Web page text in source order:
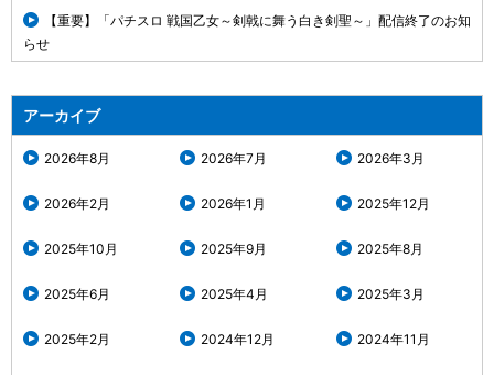
【重要】「パチスロ 戦国乙女～剣戟に舞う白き剣聖～」配信終了のお知
らせ
アーカイブ
2026年8月 2026年7月 2026年3月
2026年2月 2026年1月 2025年12月
2025年10月 2025年9月 2025年8月
2025年6月 2025年4月 2025年3月
2025年2月 2024年12月 2024年11月